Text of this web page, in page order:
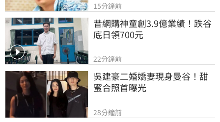
15分鐘前
昔網購神童創3.9億業績！跌谷
底日領700元
22分鐘前
吳建豪二婚嬌妻現身曼谷！甜
蜜合照首曝光
28分鐘前